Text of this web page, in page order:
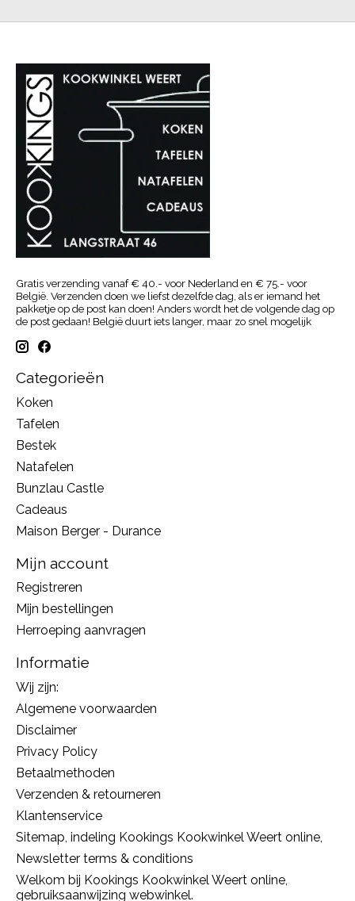
Gratis verzending vanaf € 40.- voor Nederland en € 75.- voor
België. Verzenden doen we liefst dezelfde dag, als er iemand het
pakketje op de post kan doen! Anders wordt het de volgende dag op
de post gedaan! België duurt iets langer, maar zo snel mogelijk
Categorieën
Koken
Tafelen
Bestek
Natafelen
Bunzlau Castle
Cadeaus
Maison Berger - Durance
Mijn account
Registreren
Mijn bestellingen
Herroeping aanvragen
Informatie
Wij zijn:
Algemene voorwaarden
Disclaimer
Privacy Policy
Betaalmethoden
Verzenden & retourneren
Klantenservice
Sitemap, indeling Kookings Kookwinkel Weert online,
Newsletter terms & conditions
Welkom bij Kookings Kookwinkel Weert online,
gebruiksaanwijzing webwinkel.